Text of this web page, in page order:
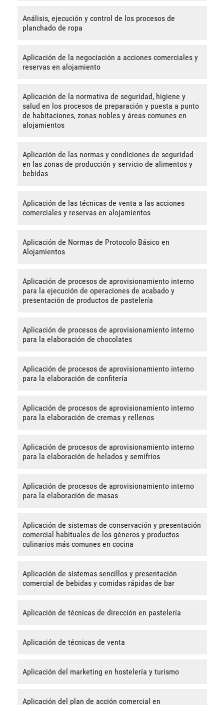
Análisis, ejecución y control de los procesos de
planchado de ropa
Aplicación de la negociación a acciones comerciales y
reservas en alojamiento
Aplicación de la normativa de seguridad, higiene y
salud en los procesos de preparación y puesta a punto
de habitaciones, zonas nobles y áreas comunes en
alojamientos
Aplicación de las normas y condiciones de seguridad
en las zonas de producción y servicio de alimentos y
bebidas
Aplicación de las técnicas de venta a las acciones
comerciales y reservas en alojamientos
Aplicación de Normas de Protocolo Básico en
Alojamientos
Aplicación de procesos de aprovisionamiento interno
para la ejecución de operaciones de acabado y
presentación de productos de pastelería
Aplicación de procesos de aprovisionamiento interno
para la elaboración de chocolates
Aplicación de procesos de aprovisionamiento interno
para la elaboración de confitería
Aplicación de procesos de aprovisionamiento interno
para la elaboración de cremas y rellenos
Aplicación de procesos de aprovisionamiento interno
para la elaboración de helados y semifríos
Aplicación de procesos de aprovisionamiento interno
para la elaboración de masas
Aplicación de sistemas de conservación y presentación
comercial habituales de los géneros y productos
culinarios más comunes en cocina
Aplicación de sistemas sencillos y presentación
comercial de bebidas y comidas rápidas de bar
Aplicación de técnicas de dirección en pastelería
Aplicación de técnicas de venta
Aplicación del marketing en hostelería y turismo
Aplicación del plan de acción comercial en